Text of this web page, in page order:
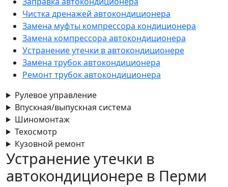
Чистка дренажей автокондиционера
Замена муфты компрессора кондиционера
Замена компрессора автокондиционера
Устранение утечки в автокондиционере
Замена трубок автокондиционера
Ремонт трубок автокондиционера
Рулевое управление
Впускная/выпускная система
Шиномонтаж
Техосмотр
Кузовной ремонт
Устранение утечки в
автокондиционере в Перми